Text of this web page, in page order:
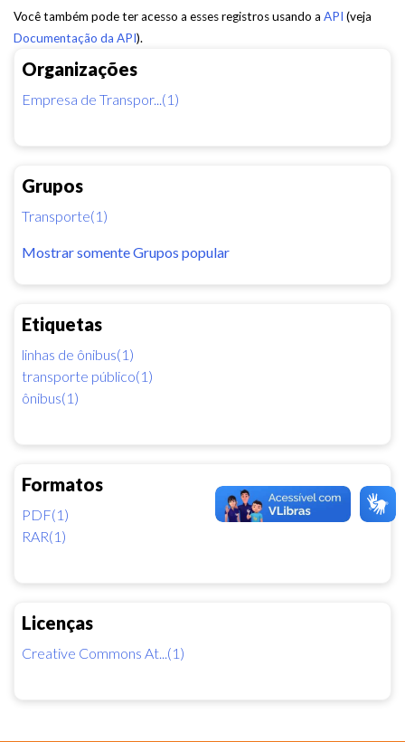
Organizações
Empresa de Transpor...(1)
Grupos
Transporte(1)
Mostrar somente Grupos popular
Etiquetas
linhas de ônibus(1)
transporte público(1)
ônibus(1)
Formatos
PDF(1)
RAR(1)
Licenças
Creative Commons At...(1)
Você também pode ter acesso a esses registros usando a API (veja
Documentação da API).